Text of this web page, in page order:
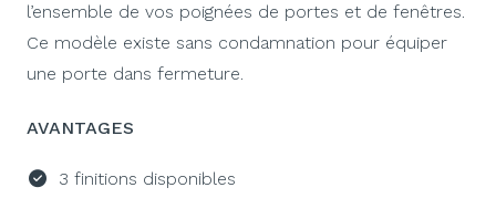
l’ensemble de vos poignées de portes et de fenêtres.
Ce modèle existe sans condamnation pour équiper
une porte dans fermeture.
AVANTAGES
3 finitions disponibles